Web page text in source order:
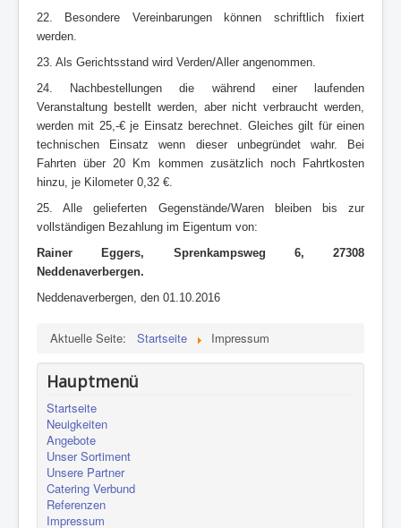
22. Besondere Vereinbarungen können schriftlich fixiert
werden.
23. Als Gerichtsstand wird Verden/Aller angenommen.
24. Nachbestellungen die während einer laufenden
Veranstaltung bestellt werden, aber nicht verbraucht werden,
werden mit 25,-€ je Einsatz berechnet. Gleiches gilt für einen
technischen Einsatz wenn dieser unbegründet wahr. Bei
Fahrten über 20 Km kommen zusätzlich noch Fahrtkosten
hinzu, je Kilometer 0,32 €.
25. Alle gelieferten Gegenstände/Waren bleiben bis zur
vollständigen Bezahlung im Eigentum von:
Rainer Eggers, Sprenkampsweg 6, 27308
Neddenaverbergen.
Neddenaverbergen, den 01.10.2016
Aktuelle Seite: Startseite Impressum
Hauptmenü
Startseite
Neuigkeiten
Angebote
Unser Sortiment
Unsere Partner
Catering Verbund
Referenzen
Impressum